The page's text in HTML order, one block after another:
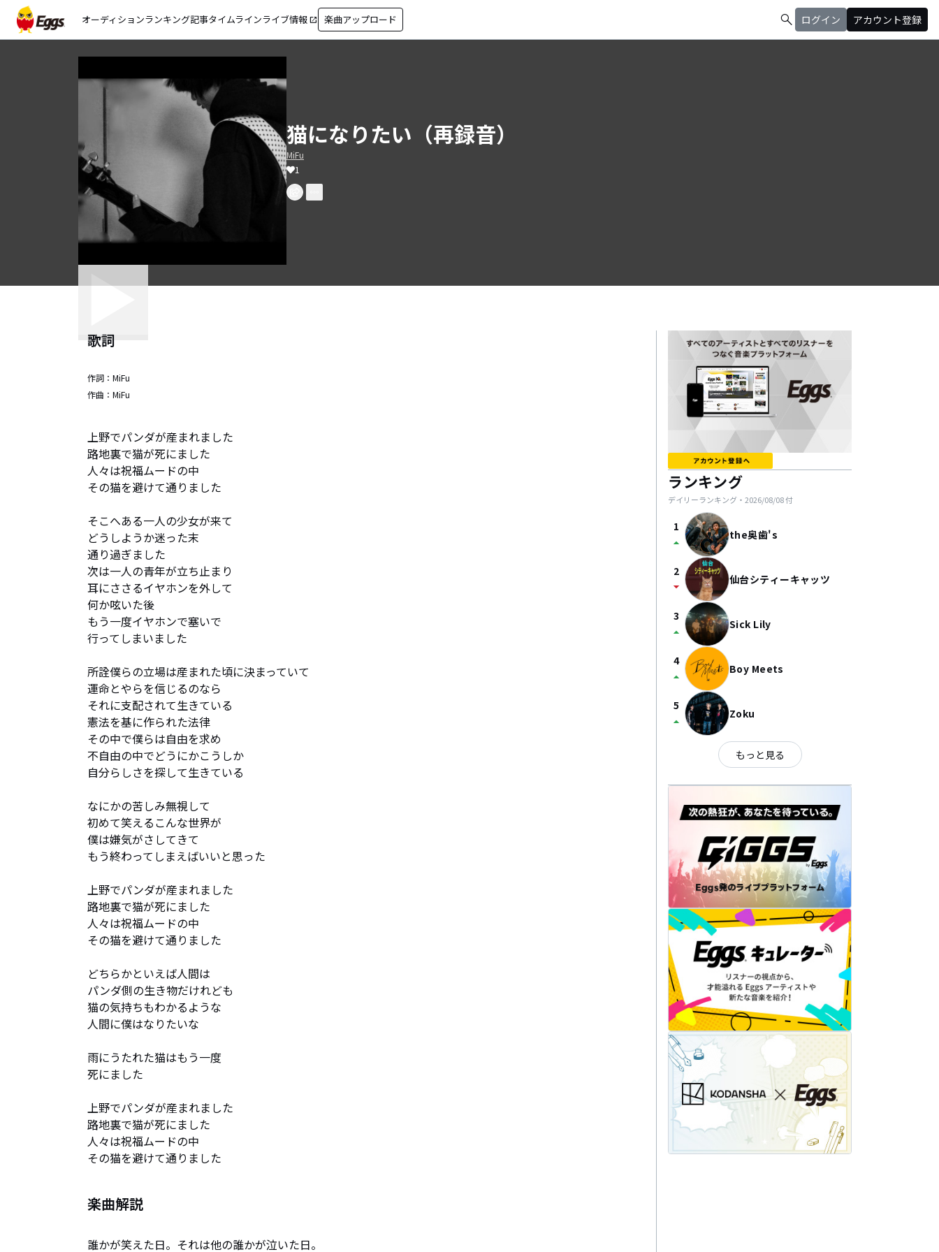
オーディションランキング記事タイムラインライブ情報 open_in_new 楽曲アップロード search ログイン アカウント登録
猫になりたい（再録音）
MiFu
1
歌詞
作詞： MiFu
作曲： MiFu
上野でパンダが産まれました
路地裏で猫が死にました
人々は祝福ムードの中
その猫を避けて通りました
そこへある一人の少女が来て
どうしようか迷った末
通り過ぎました
次は一人の青年が立ち止まり
耳にささるイヤホンを外して
何か呟いた後
もう一度イヤホンで塞いで
行ってしまいました
所詮僕らの立場は産まれた頃に決まっていて
運命とやらを信じるのなら
それに支配されて生きている
憲法を基に作られた法律
その中で僕らは自由を求め
不自由の中でどうにかこうしか
自分らしさを探して生きている
なにかの苦しみ無視して
初めて笑えるこんな世界が
僕は嫌気がさしてきて
もう終わってしまえばいいと思った
上野でパンダが産まれました
路地裏で猫が死にました
人々は祝福ムードの中
その猫を避けて通りました
どちらかといえば人間は
パンダ側の生き物だけれども
猫の気持ちもわかるような
人間に僕はなりたいな
雨にうたれた猫はもう一度
死にました
上野でパンダが産まれました
路地裏で猫が死にました
人々は祝福ムードの中
その猫を避けて通りました
楽曲解説
誰かが笑えた日。それは他の誰かが泣いた日。
ランキング
デイリーランキング・ 2026/08/08付
1
arrow_drop_up the奥歯's
2
arrow_drop_down 仙台シティーキャッツ
3
arrow_drop_up Sick Lily
4
arrow_drop_up Boy Meets
5
arrow_drop_up Zoku
もっと見る